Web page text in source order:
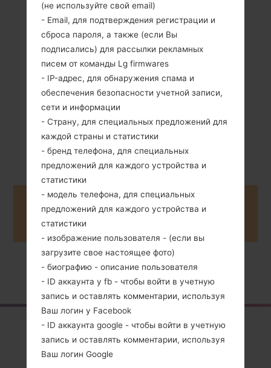
89 грамм (3.14
унции)
Съемный Li-Ion
900 mAh
Unknown
Buy accessories on Amazon
→ Серия
Обзор
LGGS290(LGGS290)
(не используйте свой email)
- Email, для подтверждения регистрации и
сброса пароля, а также (если Вы
подписались) для рассылки рекламных
писем от команды Lg firmwares
- IP-адрес, для обнаружения спама и
обеспечения безопасности учетной записи,
сети и информации
- Страну, для специальных предложений для
каждой страны и статистики
- бренд телефона, для специальных
предложений для каждого устройства и
статистики
- модель телефона, для специальных
предложений для каждого устройства и
статистики
- изображение пользователя - (если вы
загрузите свое настоящее фото)
- биографию - описание пользователя
- ID аккаунта у fb - чтобы войти в учетную
запись и оставлять комментарии, используя
Ваш логин у Facebook
- ID аккаунта google - чтобы войти в учетную
запись и оставлять комментарии, используя
Ваш логин Google